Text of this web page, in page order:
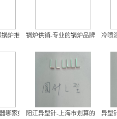
炉推荐 锅炉供销-专业的锅炉品牌推荐冷喷
哪家好-沈阳哪里有卖真空炉换热器
阳江异型针-上海市划算的圆针异型